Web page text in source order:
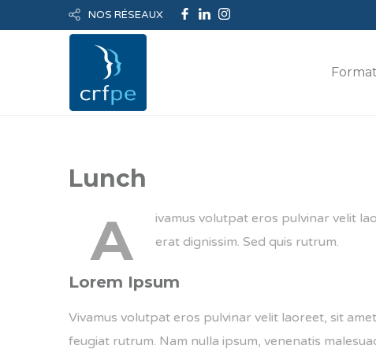
NOS RÉSEAUX
Lunch
A
ivamus volutpat eros pulvinar velit
erat dignissim. Sed quis rutrum.
Lorem Ipsum
Vivamus volutpat eros pulvinar velit laoreet, sit
feugiat rutrum. Nam nulla ipsum, venenatis